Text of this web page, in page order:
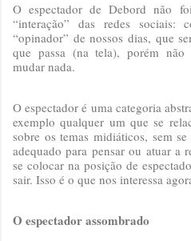
O espectador de Debord não
“interação” das redes sociais:
“opinador” de nossos dias, que
que passa (na tela), porém não
mudar nada.
O espectador é uma categoria
exemplo qualquer um que se
sobre os temas midiáticos, sem
adequado para pensar ou atuar a
se colocar na posição de
sair. Isso é o que nos interessa
O espectador assombrado